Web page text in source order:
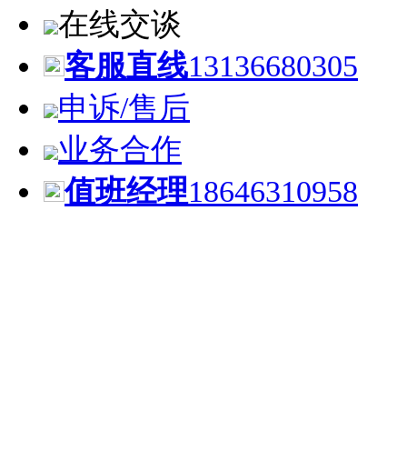
在线交谈
客服直线13136680305
申诉/售后
业务合作
值班经理18646310958